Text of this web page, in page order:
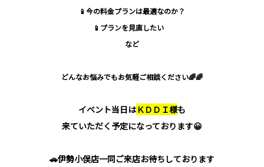
📱今の料金プランは最適なのか？
📱プランを見直したい
など
どんなお悩みでもお気軽ご相談ください🌈🌈
イベント当日はＫＤＤＩ様も
来ていただく予定になっております😀
🚗伊勢小俣店一同ご来店お待ちしております